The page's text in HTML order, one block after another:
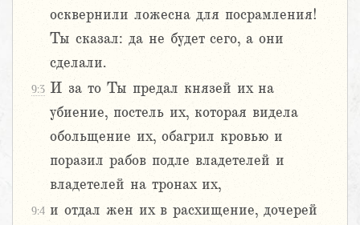
осквернили ложесна для посрамления!
Ты сказал: да не будет сего, а они
сделали.
9:3 И за то Ты предал князей их на
убиение, постель их, которая видела
обольщение их, обагрил кровью и
поразил рабов подле владетелей и
владетелей на тронах их,
9:4 и отдал жен их в расхищение, дочерей